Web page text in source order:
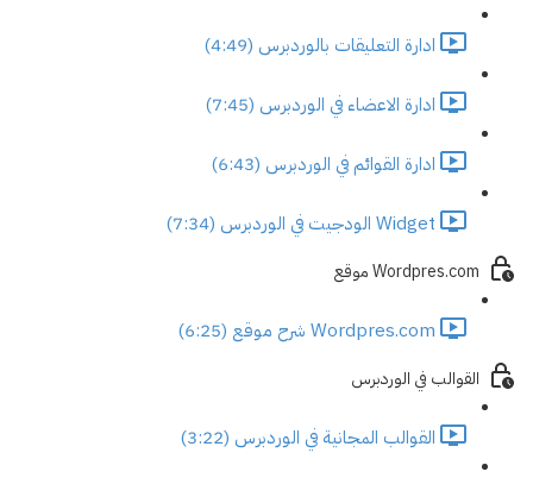
ادارة التعليقات بالوردبرس (4:49)
ادارة الاعضاء في الوردبرس (7:45)
ادارة القوائم في الوردبرس (6:43)
Widget الودجيت في الوردبرس (7:34)
Wordpres.com موقع
Wordpres.com شرح موقع (6:25)
القوالب في الوردبرس
القوالب المجانية في الوردبرس (3:22)